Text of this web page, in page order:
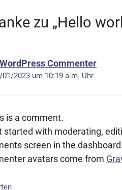
zu „Hello
Commenter
01/2023 um 10:19 a.m. Uhr
is a comment.
started with moderating,
screen in the
avatars come from